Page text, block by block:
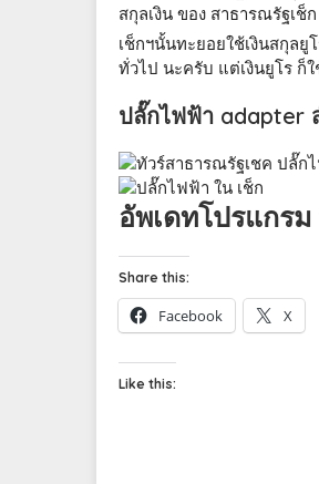
สกุลเงิน ของ สาธารณรัฐเช็ก
เช็กฯนั้นทะยอยใช้เงินสกุลยู
ทั่วไป นะครับ แต่เงินยูโร ก็
ปลั๊กไฟฟ้า adapter
อัพเดทโปรแกร
Share this:
Facebook X
Like this: